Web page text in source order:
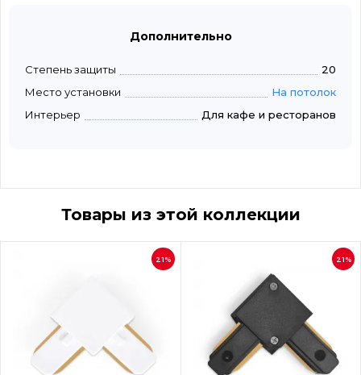
Дополнительно
Степень защиты
20
Место установки
На потолок
Интерьер
Для кафе и ресторанов
Товары из этой коллекции
21% 21%